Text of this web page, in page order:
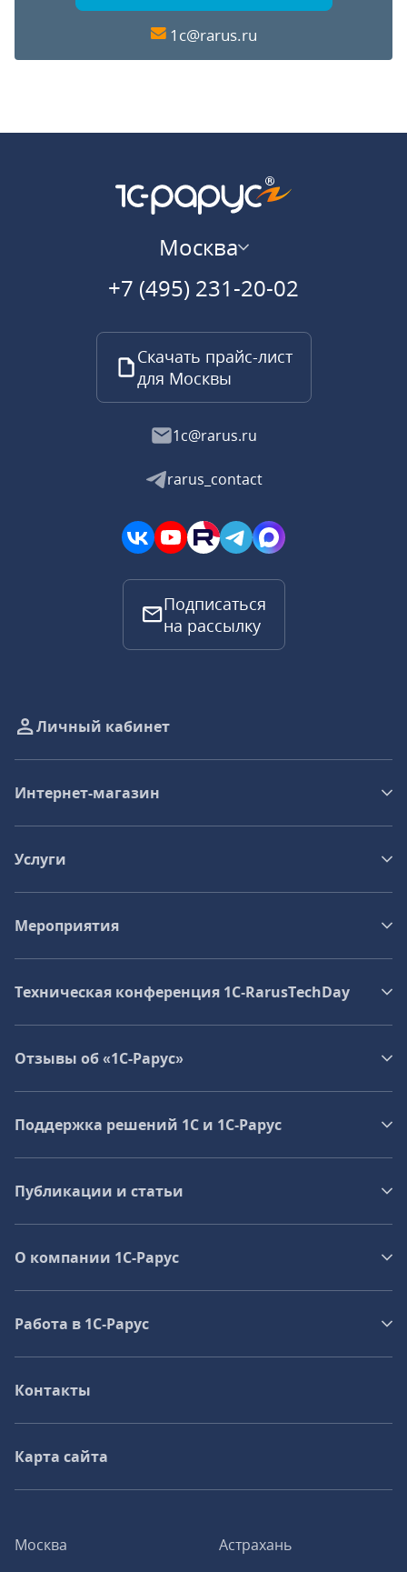
1c@rarus.ru
Москва
+7 (495) 231-20-02
Скачать прайс-лист
для Москвы
1c@rarus.ru
rarus_contact
Подписаться
на рассылку
Москва
Астрахань
Личный кабинет
Интернет-магазин
Услуги
Мероприятия
Техническая конференция 1C‑RarusTechDay
Отзывы об «1С-Рарус»
Поддержка решений 1С и 1С‑Рарус
Публикации и статьи
О компании 1C-Рарус
Работа в 1С‑Рарус
Контакты
Карта сайта